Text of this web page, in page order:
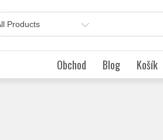
Obchod Blog Košík